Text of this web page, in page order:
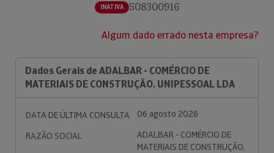
INATIVA 508300916
Algum dado errado nesta empresa?
Dados Gerais de ADALBAR - COMÉRCIO DE
MATERIAIS DE CONSTRUÇÃO, UNIPESSOAL LDA
DATA DE ÚLTIMA CONSULTA
06 agosto 2026
RAZÃO SOCIAL
ADALBAR - COMÉRCIO DE
MATERIAIS DE CONSTRUÇÃO,